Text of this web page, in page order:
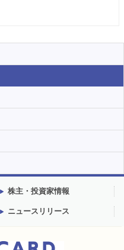
株主・投資家情報
ニュースリリース